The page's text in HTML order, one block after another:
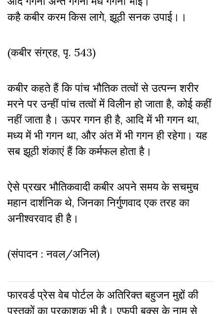
कहै कबीर करम किस लागे, झूठी सनक उपाई।।
(कबीर संग्रह, पृ. 543)
कबीर कहते हैं कि पांच भौतिक तत्वों से उत्पन्न शरीर
मरने पर उन्हीं पांच तत्वों में विलीन हो जाता है, कोई कहीं
नहीं जाता है। ऊपर गगन ही है, आदि में भी गगन था,
मध्य में भी गगन था, और अंत में भी गगन ही रहेगा। यह
सब झूठी शंकाएं हैं कि कर्मफल होता है।
ऐसे प्रखर भौतिकवादी कबीर अपने समय के सचमुच
महान दार्शनिक थे, जिनका निर्गुणवाद एक तरह का
अनीश्वरवाद ही है।
(संपादन : नवल/अनिल)
फारवर्ड प्रेस वेब पोर्टल के अतिरिक्‍त बहुजन मुद्दों की
पुस्‍तकों का प्रकाशक भी है। एफपी बुक्‍स के नाम से